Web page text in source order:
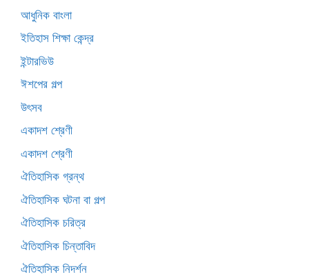
আধুনিক বাংলা
ইতিহাস শিক্ষা কেন্দ্র
ইন্টারভিউ
ঈশপের গল্প
উৎসব
একাদশ শ্রেণী
একাদশ শ্রেণী
ঐতিহাসিক গ্রন্থ
ঐতিহাসিক ঘটনা বা গল্প
ঐতিহাসিক চরিত্র
ঐতিহাসিক চিন্তাবিদ
ঐতিহাসিক নিদর্শন